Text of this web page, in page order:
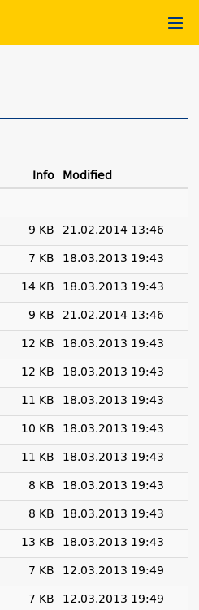
Info Modified
9 KB 21.02.2014 13:46
7 KB 18.03.2013 19:43
14 KB 18.03.2013 19:43
9 KB 21.02.2014 13:46
12 KB 18.03.2013 19:43
12 KB 18.03.2013 19:43
11 KB 18.03.2013 19:43
10 KB 18.03.2013 19:43
11 KB 18.03.2013 19:43
8 KB 18.03.2013 19:43
8 KB 18.03.2013 19:43
13 KB 18.03.2013 19:43
7 KB 12.03.2013 19:49
7 KB 12.03.2013 19:49